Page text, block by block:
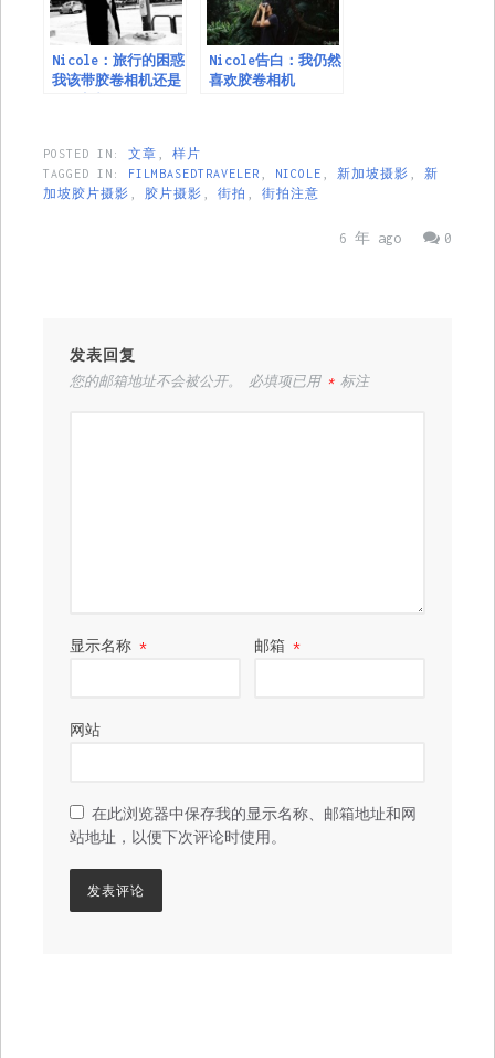
Nicole：旅行的困惑
我该带胶卷相机还是
Nicole告白：我仍然
喜欢胶卷相机
POSTED IN: 文章
样片
TAGGED IN: FILMBASEDTRAVELER NICOLE 新加坡摄影
新
加坡胶片摄影
胶片摄影 街拍 街拍注意
0
6 年 ago
发表回复
您的邮箱地址不会被公开。 必填项已用 *标注
显示名称 * 邮箱*
网站
在此浏览器中保存我的显示名称、邮箱地址和网
站地址，以便下次评论时使用。